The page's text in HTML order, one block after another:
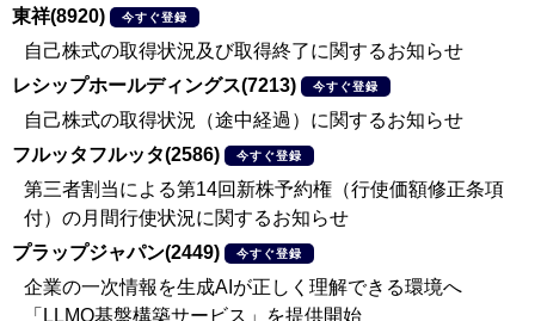
東祥(8920)
今すぐ登録
自己株式の取得状況及び取得終了に関するお知らせ
レシップホールディングス(7213)
今すぐ登録
自己株式の取得状況（途中経過）に関するお知らせ
フルッタフルッタ(2586)
今すぐ登録
第三者割当による第14回新株予約権（行使価額修正条項
付）の月間行使状況に関するお知らせ
プラップジャパン(2449)
今すぐ登録
企業の一次情報を生成AIが正しく理解できる環境へ
「LLMO基盤構築サービス」を提供開始